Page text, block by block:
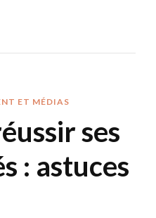
ET MÉDIAS
ses
: astuces